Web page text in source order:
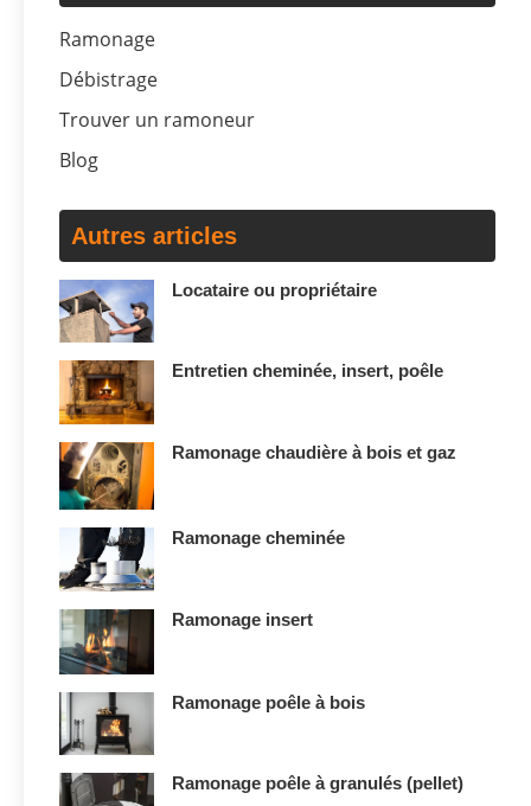
Ramonage
Débistrage
Trouver un ramoneur
Blog
Autres articles
Locataire ou propriétaire
Entretien cheminée, insert, poêle
Ramonage chaudière à bois et gaz
Ramonage cheminée
Ramonage insert
Ramonage poêle à bois
Ramonage poêle à granulés (pellet)